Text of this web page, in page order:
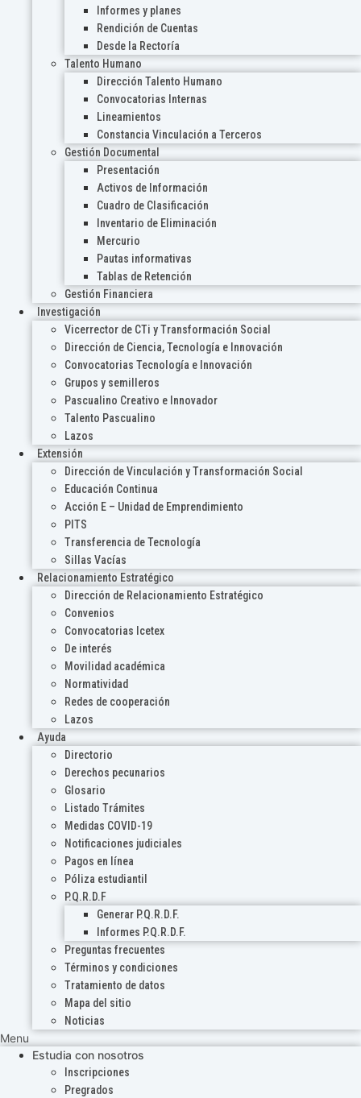
Informes y planes
Rendición de Cuentas
Desde la Rectoría
Talento Humano
Dirección Talento Humano
Convocatorias Internas
Lineamientos
Constancia Vinculación a Terceros
Gestión Documental
Presentación
Activos de Información
Cuadro de Clasificación
Inventario de Eliminación
Mercurio
Pautas informativas
Tablas de Retención
Gestión Financiera
Investigación
Vicerrector de CTi y Transformación Social
Dirección de Ciencia, Tecnología e Innovación
Convocatorias Tecnología e Innovación
Grupos y semilleros
Pascualino Creativo e Innovador
Talento Pascualino
Lazos
Extensión
Dirección de Vinculación y Transformación Social
Educación Continua
Acción E – Unidad de Emprendimiento
PITS
Transferencia de Tecnología
Sillas Vacías
Relacionamiento Estratégico
Dirección de Relacionamiento Estratégico
Convenios
Convocatorias Icetex
De interés
Movilidad académica
Normatividad
Redes de cooperación
Lazos
Ayuda
Directorio
Derechos pecunarios
Glosario
Listado Trámites
Medidas COVID-19
Notificaciones judiciales
Pagos en línea
Póliza estudiantil
P.Q.R.D.F
Generar P.Q.R.D.F.
Informes P.Q.R.D.F.
Preguntas frecuentes
Términos y condiciones
Tratamiento de datos
Mapa del sitio
Noticias
Menu
Estudia con nosotros
Inscripciones
Pregrados